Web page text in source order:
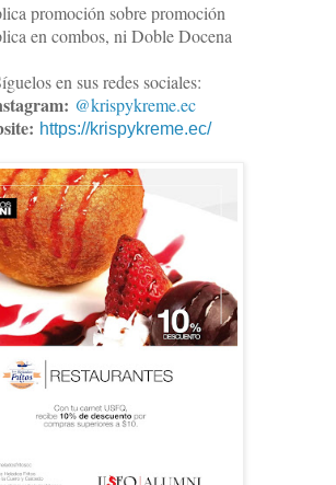
promoción sobre promoción
en combos, ni Doble Docena
en sus redes sociales:
@krispykreme.ec
https://krispykreme.ec/